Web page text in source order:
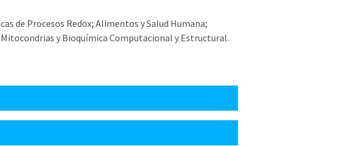
de Procesos Redox; Alimentos y Salud Humana;
y Bioquímica Computacional y Estructural.